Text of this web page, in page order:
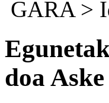
GARA>
doa